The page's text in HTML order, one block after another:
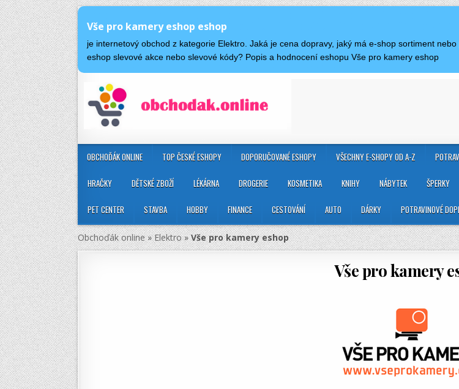
Vše pro kamery eshop eshop
je internetový obchod z kategorie Elektro. Jaká je cena dopravy, jaký má e-shop sortiment
eshop slevové akce nebo slevové kódy? Popis a hodnocení eshopu Vše pro kamery eshop
OBCHOĎÁK ONLINE TOP ČESKÉ ESHOPY DOPORUČOVANÉ ESHOPY VŠECHNY E-SHOPY OD A-Z
HRAČKY DĚTSKÉ ZBOŽÍ LÉKÁRNA DROGERIE KOSMETIKA KNIHY NÁBYTEK ŠPERKY
PET CENTER STAVBA HOBBY FINANCE CESTOVÁNÍ AUTO DÁRKY POTRAVINOVÉ
Obchoďák online»Elektro»Vše pro kamery eshop
Vše pro kamery